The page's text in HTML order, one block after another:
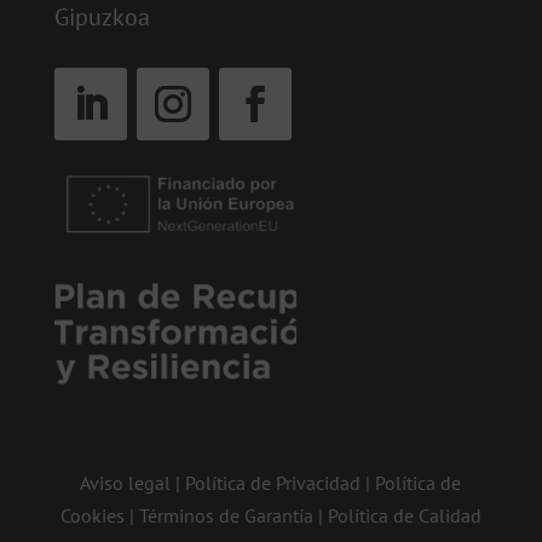
Gipuzkoa
Aviso legal | Política de Privacidad | Política de
Cookies | Términos de Garantía | Política de Calidad